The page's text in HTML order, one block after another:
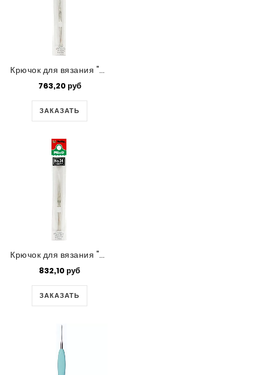
Крючок для вязания "Mind" Tulip,0.45 мм
763,20 руб
ЗАКАЗАТЬ
Крючок для вязания "Mind" Tulip,0.4 мм
832,10 руб
ЗАКАЗАТЬ